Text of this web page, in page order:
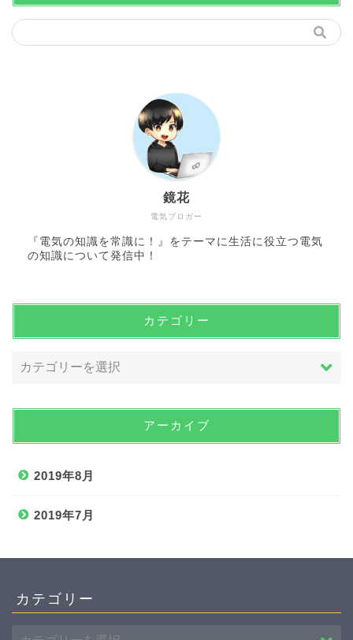
電気ブロガー
鏡花
『電気の知識を常識に！』をテーマに生活に役立つ電気
の知識について発信中！
カテゴリー
アーカイブ
2019年8月
2019年7月
カテゴリー